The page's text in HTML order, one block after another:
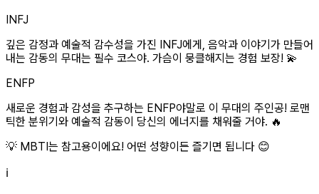
INFJ
깊은 감정과 예술적 감수성을 가진 INFJ에게, 음악과 이야기가 만들어
내는 감동의 무대는 필수 코스야. 가슴이 뭉클해지는 경험 보장! 💫
ENFP
새로운 경험과 감성을 추구하는 ENFP야말로 이 무대의 주인공! 로맨
틱한 분위기와 예술적 감동이 당신의 에너지를 채워줄 거야. 🔥
💡 MBTI는 참고용이에요! 어떤 성향이든 즐기면 됩니다 😊
ℹ️